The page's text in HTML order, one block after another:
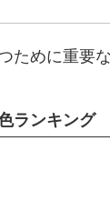
ために重要
ランキング